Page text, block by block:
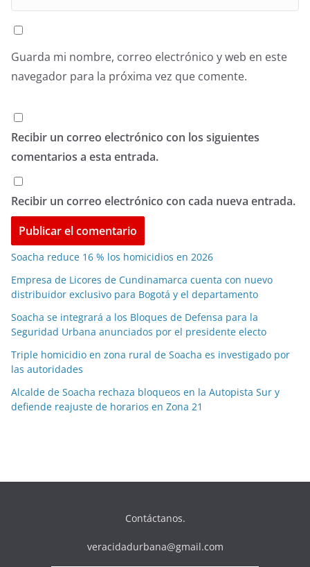
Guarda mi nombre, correo electrónico y web en este
navegador para la próxima vez que comente.
Recibir un correo electrónico con los siguientes
comentarios a esta entrada.
Recibir un correo electrónico con cada nueva entrada.
Soacha reduce 16 % los homicidios en 2026
Empresa de Licores de Cundinamarca cuenta con nuevo
distribuidor exclusivo para Bogotá y el departamento
Soacha se integrará a los Bloques de Defensa para la
Seguridad Urbana anunciados por el presidente electo
Triple homicidio en zona rural de Soacha es investigado por
las autoridades
Alcalde de Soacha rechaza bloqueos en la Autopista Sur y
defiende reajuste de horarios en Zona 21
Contáctanos.
veracidadurbana@gmail.com